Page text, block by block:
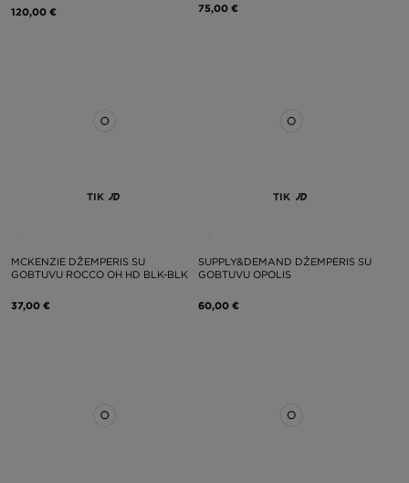
120,00 € 75,00 €
TIK
MCKENZIE DŽEMPERIS SU
GOBTUVU ROCCO OH HD BLK-BLK
37,00 €
TIK
SUPPLY&DEMAND DŽEMPERIS SU
GOBTUVU OPOLIS
60,00 €